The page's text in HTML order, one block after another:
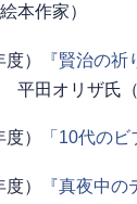
本作家）
）
『賢治の
平田オリザ氏（
） 「10代のビ
）
『真夜中